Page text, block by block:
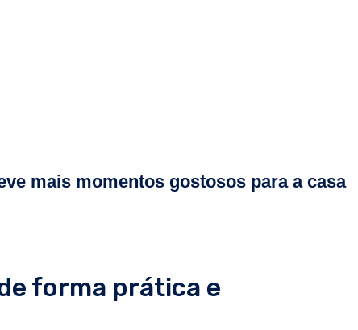
mais momentos gostosos para a casa
forma prática e